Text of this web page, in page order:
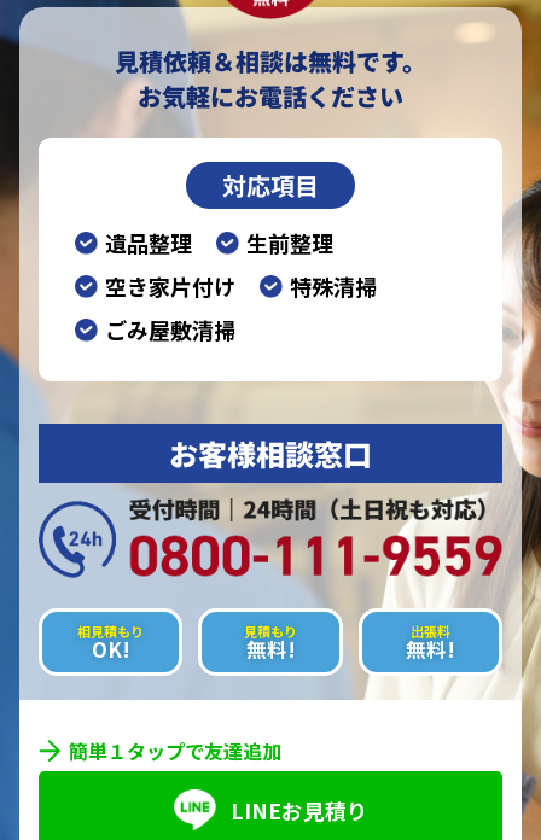
見積依頼＆相談は無料です。
お気軽にお電話ください
対応項目
遺品整理
生前整理
空き家片付け
特殊清掃
ごみ屋敷清掃
お客様相談窓口
相見積もり
OK!
見積もり
無料!
出張料
無料!
簡単１タップで友達追加
LINEお見積り